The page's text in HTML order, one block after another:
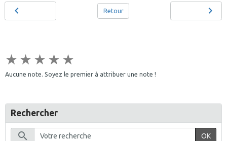
Retour
★ ★ ★ ★ ★
Aucune note. Soyez le premier à attribuer une note !
Rechercher
OK